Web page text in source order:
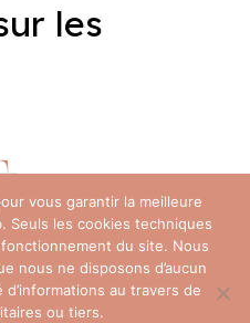
les
vous garantir la meilleure
Seuls les cookies techniques
du site. Nous
nous ne disposons d’aucun
au travers de
ou tiers.